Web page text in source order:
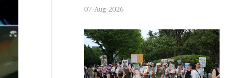
07-Aug-2026